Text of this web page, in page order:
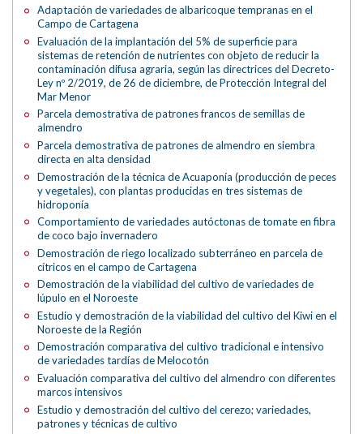
Adaptación de variedades de albaricoque tempranas en el
Campo de Cartagena
Evaluación de la implantación del 5% de superficie para
sistemas de retención de nutrientes con objeto de reducir la
contaminación difusa agraria, según las directrices del Decreto-
Ley nº 2/2019, de 26 de diciembre, de Protección Integral del
Mar Menor
Parcela demostrativa de patrones francos de semillas de
almendro
Parcela demostrativa de patrones de almendro en siembra
directa en alta densidad
Demostración de la técnica de Acuaponía (producción de peces
y vegetales), con plantas producidas en tres sistemas de
hidroponía
Comportamiento de variedades autóctonas de tomate en fibra
de coco bajo invernadero
Demostración de riego localizado subterráneo en parcela de
cítricos en el campo de Cartagena
Demostración de la viabilidad del cultivo de variedades de
lúpulo en el Noroeste
Estudio y demostración de la viabilidad del cultivo del Kiwi en el
Noroeste de la Región
Demostración comparativa del cultivo tradicional e intensivo
de variedades tardías de Melocotón
Evaluación comparativa del cultivo del almendro con diferentes
marcos intensivos
Estudio y demostración del cultivo del cerezo; variedades,
patrones y técnicas de cultivo